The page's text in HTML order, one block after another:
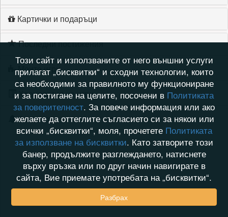
Картички и подаръци
Последни постижения
Моите игри
Хронология на игри
Активност
Този сайт и използваните от него външни услуги
прилагат „бисквитки“ и сходни технологии, които
са необходими за правилното му функциониране
и за постигане на целите, посочени в Политиката
за поверителност. За повече информация или ако
желаете да оттеглите съгласието си за някои или
всички „бисквитки“, моля, прочетете Политиката
за използване на бисквитки. Като затворите този
банер, продължите разглеждането, натиснете
върху връзка или по друг начин навигирате в
сайта, Вие приемате употребата на „бисквитки“.
Разбрах